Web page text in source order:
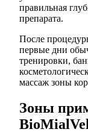
правильная
препарата.
После
первые дни
тренировки,
массаж зоны
Зоны